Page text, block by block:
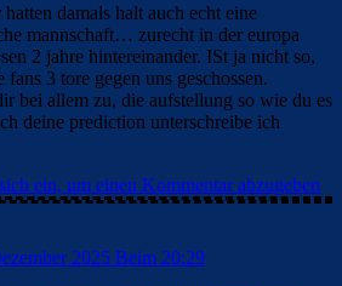
damals halt auch echt eine
mannschaft… zurecht in der europa
2 jahre hintereinander. ISt ja nicht so,
fans 3 tore gegen uns geschossen.
bei allem zu, die aufstellung so wie du es
deine prediction unterschreibe ich
ein, um einen Kommentar abzugeben
2025 Beim 20:29